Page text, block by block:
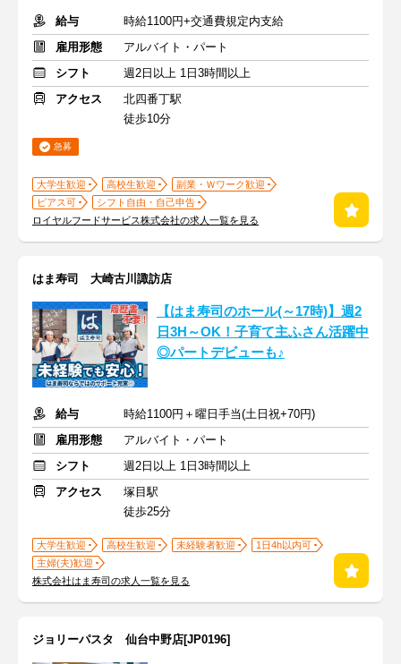
給与
時給1100円+交通費規定内支給
雇用形態
アルバイト・パート
シフト
週2日以上 1日3時間以上
アクセス
北四番丁駅
徒歩10分
急募
大学生歓迎 高校生歓迎
副業・Ｗワーク歓迎
ピアス可
シフト自由・自己申告
ロイヤルフードサービス株式会社の求人一覧を見る
はま寿司 大崎古川諏訪店
【はま寿司のホール(～17時)】週2
日3H～OK！子育て主ふさん活躍中
◎パートデビューも♪
給与
時給1100円＋曜日手当(土日祝+70円)
雇用形態
アルバイト・パート
シフト
週2日以上 1日3時間以上
アクセス
塚目駅
徒歩25分
大学生歓迎 高校生歓迎 未経験者歓迎
1日4h以内可
主婦(夫)歓迎
株式会社はま寿司の求人一覧を見る
ジョリーパスタ 仙台中野店[JP0196]